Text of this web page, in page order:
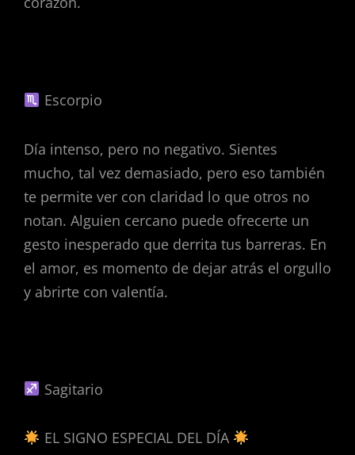
Escorpio
Día intenso, pero no negativo. Sientes
mucho, tal vez demasiado, pero eso también
te permite ver con claridad lo que otros no
notan. Alguien cercano puede ofrecerte un
gesto inesperado que derrita tus barreras. En
el amor, es momento de dejar atrás el orgullo
y abrirte con valentía.
Sagitario
EL SIGNO ESPECIAL DEL DÍA